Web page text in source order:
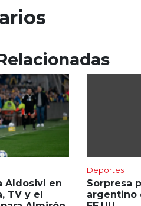
Aldosivi en
TV y el
Deportes
Sorpresa
argentino